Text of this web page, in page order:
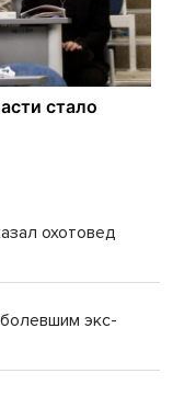
охотовед
экс-